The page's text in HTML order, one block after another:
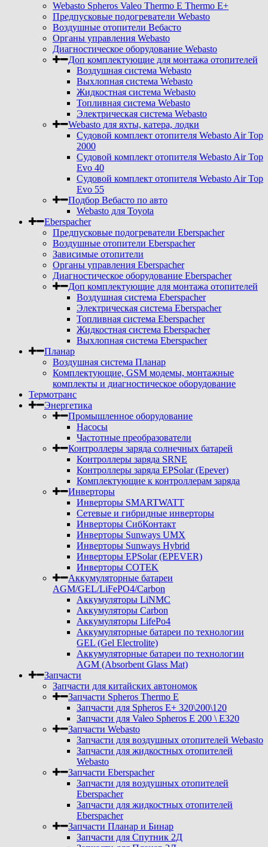
Webasto Spheros Valeo Thermo E Thermo E+
Предпусковые подогреватели Webasto
Воздушные отопители Вебасто
Органы управления Webasto
Диагностическое оборудование Webasto
Доп комплектующие для монтажа отопителей
Воздушная система Webasto
Выхлопная система Webasto
Жидкостная система Webasto
Топливная система Webasto
Электрическая система Webasto
Webasto для яхты, катера, лодки
Судовой комплект отопителя Webasto Air Top
2000
Судовой комплект отопителя Webasto Air Top
Evo 40
Судовой комплект отопителя Webasto Air Top
Evo 55
Подбор Вебасто по авто
Webasto для Toyota
Eberspacher
Предпусковые подогреватели Eberspacher
Воздушные отопители Eberspacher
Зависимые отопители
Органы управления Eberspacher
Диагностическое оборудование Eberspacher
Доп комплектующие для монтажа отопителей
Воздушная система Eberspacher
Электрическая система Eberspacher
Топливная система Eberspacher
Жидкостная система Eberspacher
Выхлопная система Eberspacher
Планар
Воздушная система Планар
Комплектующие, GSM модемы, монтажные
комплекты и диагностическое оборудование
Термотранс
Энергетика
Промышленное оборудование
Насосы
Частотные преобразователи
Контроллеры заряда солнечных батарей
Контроллеры заряда SRNE
Контроллеры заряда EPSolar (Epever)
Комплектующие к контроллерам заряда
Инверторы
Инверторы SMARTWATT
Сетевые и гибридные инверторы
Инверторы СибКонтакт
Инверторы Sunways UMX
Инверторы Sunways Hybrid
Инверторы EPSolar (EPEVER)
Инверторы COTEK
Аккумуляторные батареи
AGM/GEL/LiFePO4/Carbon
Аккумуляторы LiNMC
Аккумуляторы Carbon
Аккумуляторы LifePo4
Аккумуляторные батареи по технологии
GEL (Gel Electrolite)
Аккумуляторные батареи по технологии
AGM (Absorbent Glass Mat)
Запчасти
Запчасти для китайских автономок
Запчасти Spheros Thermo E
Запчасти для Spheros E+ 320\200\120
Запчасти для Valeo Spheros E 200 \ E320
Запчасти Webasto
Запчасти для воздушных отопителей Webasto
Запчасти для жидкостных отопителей
Webasto
Запчасти Eberspacher
Запчасти для воздушных отопителей
Eberspacher
Запчасти для жидкостных отопителей
Eberspacher
Запчасти Планар и Бинар
Запчасти для Спутник 2Д